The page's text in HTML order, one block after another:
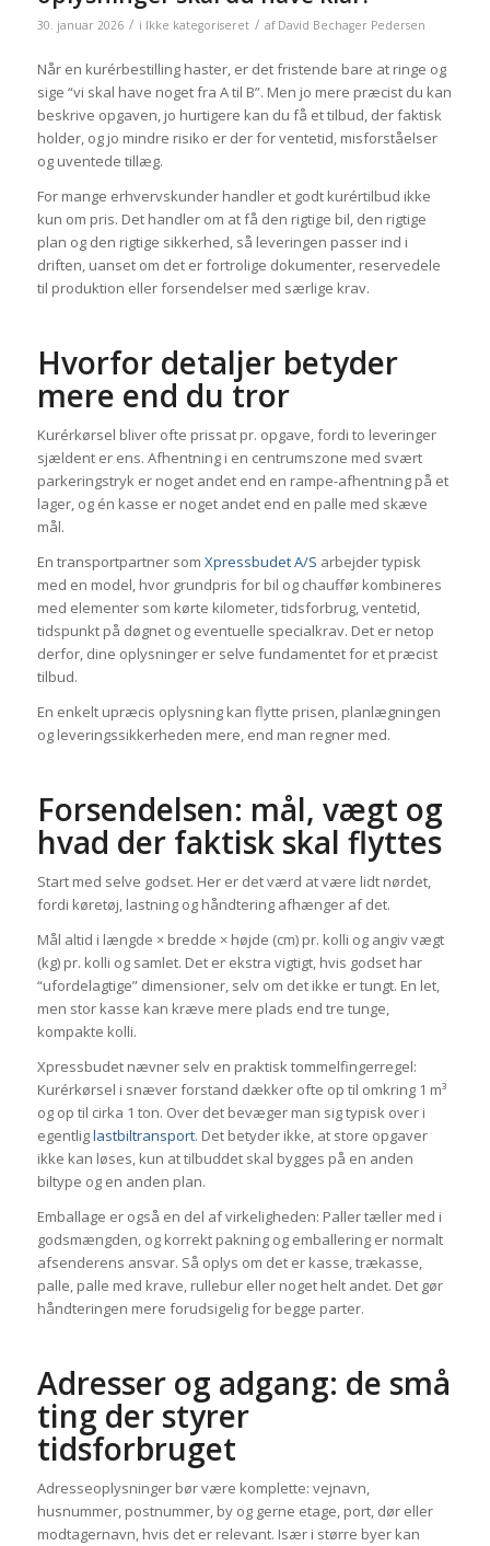
30. januar 2026 / i Ikke kategoriseret / af David Bechager Pedersen
Når en kurérbestilling haster, er det fristende bare at ringe og
sige “vi skal have noget fra A til B”. Men jo mere præcist du kan
beskrive opgaven, jo hurtigere kan du få et tilbud, der faktisk
holder, og jo mindre risiko er der for ventetid, misforståelser
og uventede tillæg.
For mange erhvervskunder handler et godt kurértilbud ikke
kun om pris. Det handler om at få den rigtige bil, den rigtige
plan og den rigtige sikkerhed, så leveringen passer ind i
driften, uanset om det er fortrolige dokumenter, reservedele
til produktion eller forsendelser med særlige krav.
Hvorfor detaljer betyder
mere end du tror
Kurérkørsel bliver ofte prissat pr. opgave, fordi to leveringer
sjældent er ens. Afhentning i en centrumszone med svært
parkeringstryk er noget andet end en rampe-afhentning på et
lager, og én kasse er noget andet end en palle med skæve
mål.
En transportpartner som Xpressbudet A/S arbejder typisk
med en model, hvor grundpris for bil og chauffør kombineres
med elementer som kørte kilometer, tidsforbrug, ventetid,
tidspunkt på døgnet og eventuelle specialkrav. Det er netop
derfor, dine oplysninger er selve fundamentet for et præcist
tilbud.
En enkelt upræcis oplysning kan flytte prisen, planlægningen
og leveringssikkerheden mere, end man regner med.
Forsendelsen: mål, vægt og
hvad der faktisk skal flyttes
Start med selve godset. Her er det værd at være lidt nørdet,
fordi køretøj, lastning og håndtering afhænger af det.
Mål altid i længde × bredde × højde (cm) pr. kolli og angiv vægt
(kg) pr. kolli og samlet. Det er ekstra vigtigt, hvis godset har
“ufordelagtige” dimensioner, selv om det ikke er tungt. En let,
men stor kasse kan kræve mere plads end tre tunge,
kompakte kolli.
Xpressbudet nævner selv en praktisk tommelfingerregel:
Kurérkørsel i snæver forstand dækker ofte op til omkring 1 m³
og op til cirka 1 ton. Over det bevæger man sig typisk over i
egentliglastbiltransport. Det betyder ikke, at store opgaver
ikke kan løses, kun at tilbuddet skal bygges på en anden
biltype og en anden plan.
Emballage er også en del af virkeligheden: Paller tæller med i
godsmængden, og korrekt pakning og emballering er normalt
afsenderens ansvar. Så oplys om det er kasse, trækasse,
palle, palle med krave, rullebur eller noget helt andet. Det gør
håndteringen mere forudsigelig for begge parter.
Adresser og adgang: de små
ting der styrer
tidsforbruget
Adresseoplysninger bør være komplette: vejnavn,
husnummer, postnummer, by og gerne etage, port, dør eller
modtagernavn, hvis det er relevant. Især i større byer kan